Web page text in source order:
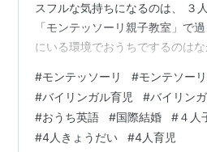
スフルな気持ちになるのは、 ３
「モンテッソーリ親子教室」で
にいる環境でおうちでするのは
料なのです！) おうちではクッキ
靴を洗う(お兄ちゃん、お姉ちゃ
常生活の中でしたがったことをで
るようにしています。 教室でそ
#モンテッソーリ #モンテソー
#バイリンガル育児 #バイリン
#おうち英語 #国際結婚 #４人
#4人きょうだい #4人育児